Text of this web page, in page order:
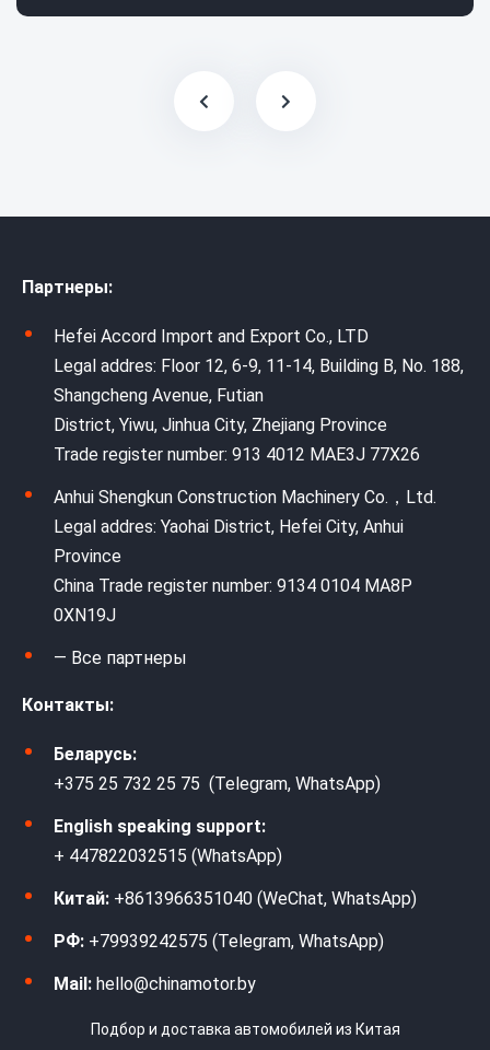
Партнеры:
Hefei Accord Import and Export Co., LTD
Legal addres: Floor 12, 6-9, 11-14, Building B, No. 188,
Shangcheng Avenue, Futian
District, Yiwu, Jinhua City, Zhejiang Province
Trade register number: 913 4012 MAE3J 77X26
Anhui Shengkun Construction Machinery Co.，Ltd.
Legal addres: Yaohai District, Hefei City, Anhui
Province
China Trade register number: 9134 0104 MA8P
0XN19J
— Все партнеры
Контакты:
Беларусь:
+375 25 732 25 75 (Telegram, WhatsApp)
English speaking support:
+ 447822032515 (WhatsApp)
Китай: +8613966351040 (WeChat, WhatsApp)
РФ: +79939242575 (Telegram, WhatsApp)
Mail: hello@chinamotor.by
Подбор и доставка автомобилей из Китая